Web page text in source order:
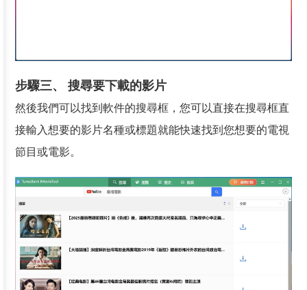
步驟三、 搜尋要下載的影片
然後我們可以找到軟件的搜尋框，您可以直接在搜尋框直
接輸入想要的影片名種或標題就能快速找到您想要的電視
節目或電影。